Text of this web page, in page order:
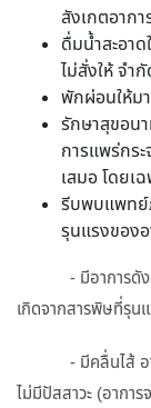
สังเกตอาก
ดื่มน้ำสะอา
ไม่สั่งให้ จำ
พักผ่อนให้ม
รักษาสุขอน
การแพร่กร
เสมอ โดยเ
รีบพบแพทย์
รุนแรงของ
- มีอาการดั
เกิดจากสารพิษที่รุน
- มีคลื่นไส้
ไม่มีปัสสาวะ (อาการ